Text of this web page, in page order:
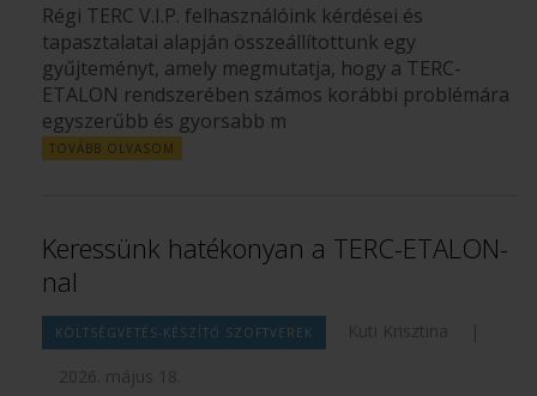
Régi TERC V.I.P. felhasználóink kérdései és
tapasztalatai alapján összeállítottunk egy
gyűjteményt, amely megmutatja, hogy a TERC-
ETALON rendszerében számos korábbi problémára
egyszerűbb és gyorsabb m
TOVÁBB OLVASOM
Keressünk hatékonyan a TERC-ETALON-
nal
KÖLTSÉGVETÉS-KÉSZÍTŐ SZOFTVEREK Kuti Krisztina
|
2026. május 18.